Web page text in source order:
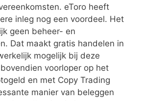
eToro heeft
inleg nog een voordeel. Het
geen beheer- en
Dat maakt gratis handelen in
mogelijk bij deze
voorloper op het
en met Copy Trading
manier van beleggen